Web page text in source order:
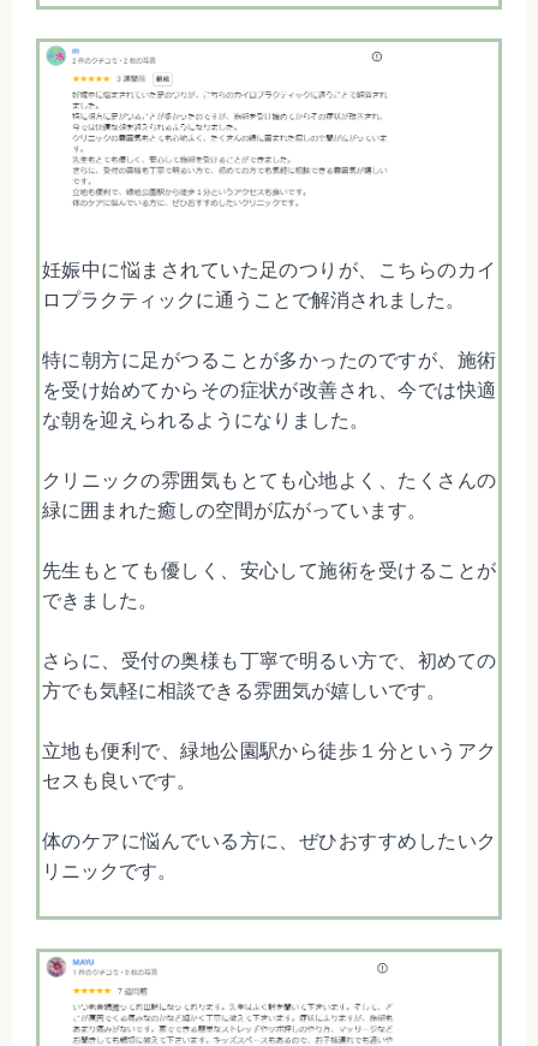
妊娠中に悩まされていた足のつりが、こちらのカイ
ロプラクティックに通うことで解消されました。
特に朝方に足がつることが多かったのですが、施術
を受け始めてからその症状が改善され、今では快適
な朝を迎えられるようになりました。
クリニックの雰囲気もとても心地よく、たくさんの
緑に囲まれた癒しの空間が広がっています。
先生もとても優しく、安心して施術を受けることが
できました。
さらに、受付の奥様も丁寧で明るい方で、初めての
方でも気軽に相談できる雰囲気が嬉しいです。
立地も便利で、緑地公園駅から徒歩１分というアク
セスも良いです。
体のケアに悩んでいる方に、ぜひおすすめしたいク
リニックです。